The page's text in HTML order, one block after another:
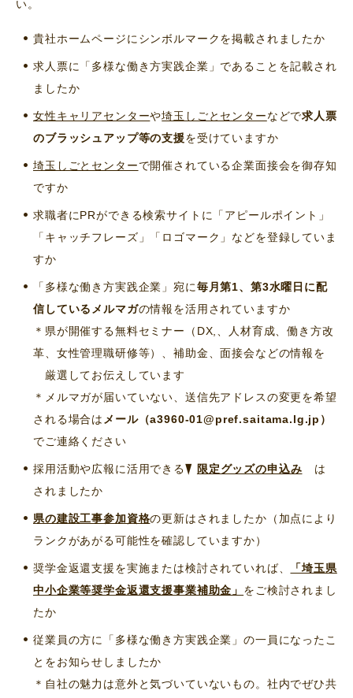
い。
貴社ホームページにシンボルマークを掲載されましたか
求人票に「多様な働き方実践企業」であることを記載され
ましたか
女性キャリアセンターや埼玉しごとセンターなどで求人票
のブラッシュアップ等の支援を受けていますか
埼玉しごとセンターで開催されている企業面接会を御存知
ですか
求職者にPRができる検索サイトに「アピールポイント」
「キャッチフレーズ」「ロゴマーク」などを登録していま
すか
「多様な働き方実践企業」宛に毎月第1、第3水曜日に配
信しているメルマガの情報を活用されていますか
＊県が開催する無料セミナー（DX,、人材育成、働き方改
革、女性管理職研修等）、補助金、面接会などの情報を
厳選してお伝えしています
＊メルマガが届いていない、送信先アドレスの変更を希望
される場合は メール（a3960-01@pref.saitama.lg.jp）
でご連絡ください
採用活動や広報に活用できる 限定グッズの申込み
は
されましたか
県の建設工事参加資格の更新はされましたか（加点により
ランクがあがる可能性を確認していますか）
奨学金返還支援を実施または検討されていれば、
「埼玉県
中小企業等奨学金返還支援事業補助金」 をご検討されまし
たか
従業員の方に「多様な働き方実践企業」の一員になったこ
とをお知らせしましたか
＊自社の魅力は意外と気づいていないもの。社内でぜひ共